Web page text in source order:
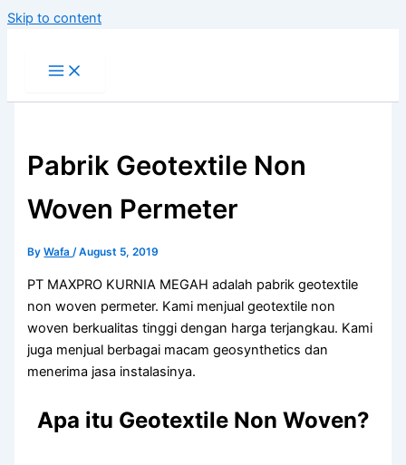
Skip to content
Pabrik Geotextile Non
Woven Permeter
ByWafa/August 5, 2019
PT MAXPRO KURNIA MEGAH adalah pabrik geotextile
non woven permeter. Kami menjual geotextile non
woven berkualitas tinggi dengan harga terjangkau. Kami
juga menjual berbagai macam geosynthetics dan
menerima jasa instalasinya.
Apa itu Geotextile Non Woven?